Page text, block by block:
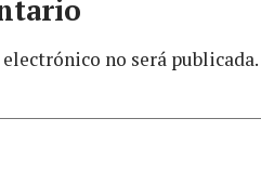
no será publicada.